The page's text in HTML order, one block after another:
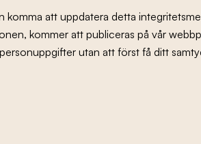
komma att uppdatera detta
kommer att publiceras på vår
utan att först få ditt